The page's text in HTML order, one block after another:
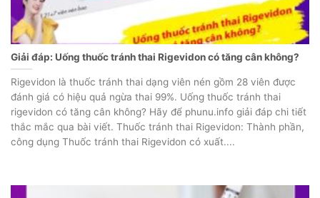
Giải đáp: Uống thuốc tránh thai Rigevidon có tăng cân không?
Rigevidon là thuốc tránh thai dạng viên nén gồm 28 viên được
đánh giá có hiệu quả ngừa thai 99%. Uống thuốc tránh thai
rigevidon có tăng cân không? Hãy để phunu.info giải đáp chi tiết
thắc mắc qua bài viết. Thuốc tránh thai Rigevidon: Thành phần,
công dụng Thuốc tránh thai Rigevidon có xuất....